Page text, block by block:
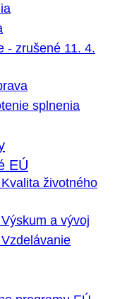
- zrušené 11. 4.
splnenia
EÚ
životného
a vývoj